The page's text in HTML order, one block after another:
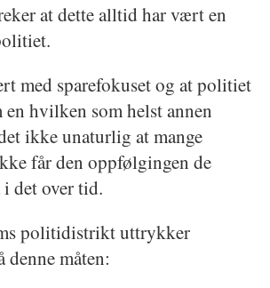
at dette alltid har vært en
med sparefokuset og at politiet
en hvilken som helst annen
ikke unaturlig at mange
får den oppfølgingen de
i det over tid.
politidistrikt uttrykker
denne måten: